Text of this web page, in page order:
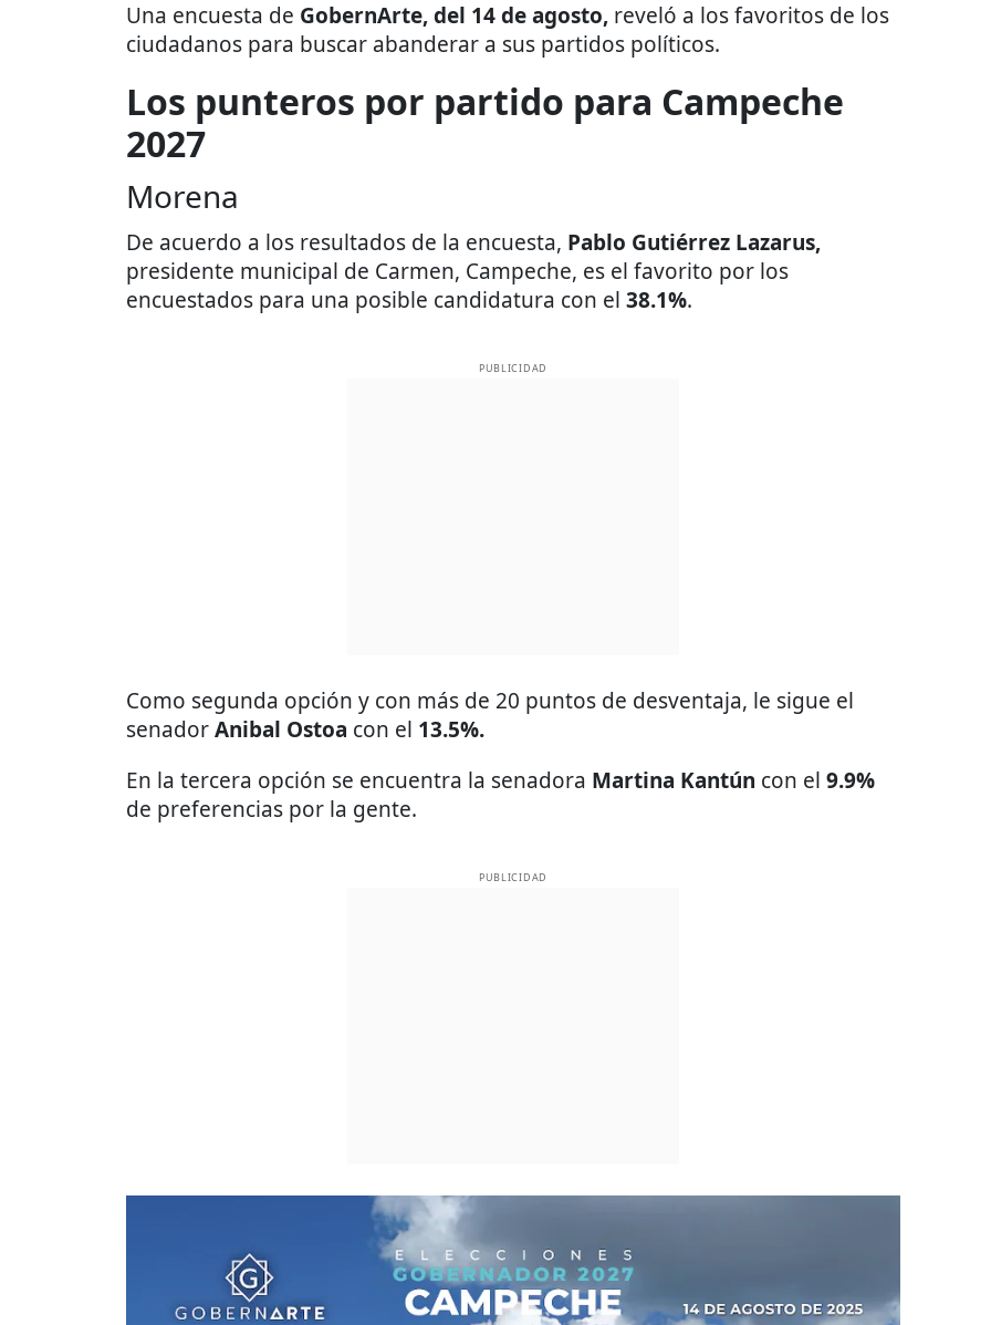
Una encuesta de GobernArte, del 14 de agosto, reveló a los favoritos de los
ciudadanos para buscar abanderar a sus partidos políticos.
Los punteros por partido para Campeche
2027
Morena
De acuerdo a los resultados de la encuesta, Pablo Gutiérrez Lazarus,
presidente municipal de Carmen, Campeche, es el favorito por los
encuestados para una posible candidatura con el 38.1%.
PUBLICIDAD
Como segunda opción y con más de 20 puntos de desventaja, le sigue el
senadorAnibal Ostoa con el 13.5%.
En la tercera opción se encuentra la senadora Martina Kantún con el 9.9%
de preferencias por la gente.
PUBLICIDAD